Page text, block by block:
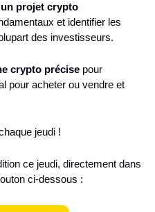
projet crypto
et identifier les
des investisseurs.
crypto précise pour
pour acheter ou vendre et
jeudi !
ce jeudi, directement dans
ci-dessous :